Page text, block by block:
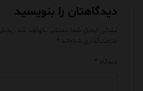
دیدگاهتان را بنویسید
نشانی ایمیل شما منتشر نخواهد شد.
علامت‌گذاری شده‌اند *
دیدگاه *